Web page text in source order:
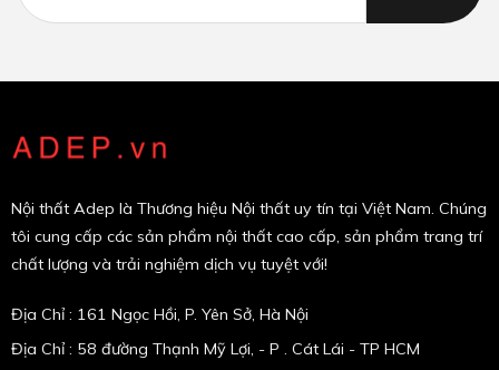
Nội thất Adep là Thương hiệu Nội thất uy tín tại Việt Nam. Chúng
tôi cung cấp các sản phẩm nội thất cao cấp, sản phẩm trang trí
chất lượng và trải nghiệm dịch vụ tuyệt với!
Địa Chỉ : 161 Ngọc Hồi, P. Yên Sở, Hà Nội
Địa Chỉ : 58 đường Thạnh Mỹ Lợi, - P . Cát Lái - TP HCM